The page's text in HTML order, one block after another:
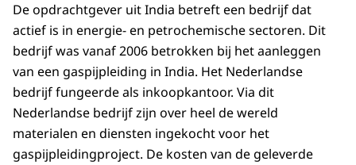
De opdrachtgever uit India betreft een bedrijf dat
actief is in energie- en petrochemische sectoren. Dit
bedrijf was vanaf 2006 betrokken bij het aanleggen
van een gaspijpleiding in India. Het Nederlandse
bedrijf fungeerde als inkoopkantoor. Via dit
Nederlandse bedrijf zijn over heel de wereld
materialen en diensten ingekocht voor het
gaspijpleidingproject. De kosten van de geleverde